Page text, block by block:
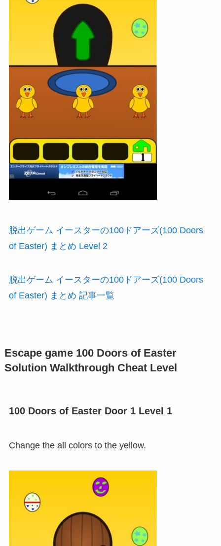
脱出ゲーム イースターの100ドアーズ(100 Doors
of Easter) まとめ Level 2
脱出ゲーム イースターの100ドアーズ(100 Doors
of Easter) まとめ 記事一覧
Escape game 100 Doors of Easter
Solution Walkthrough Cheat Level
100 Doors of Easter Door 1 Level 1
Change the all colors to the yellow.